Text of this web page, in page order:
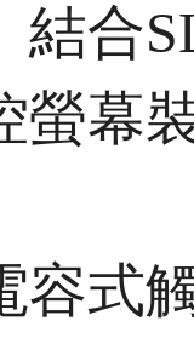
結合
螢幕
式觸